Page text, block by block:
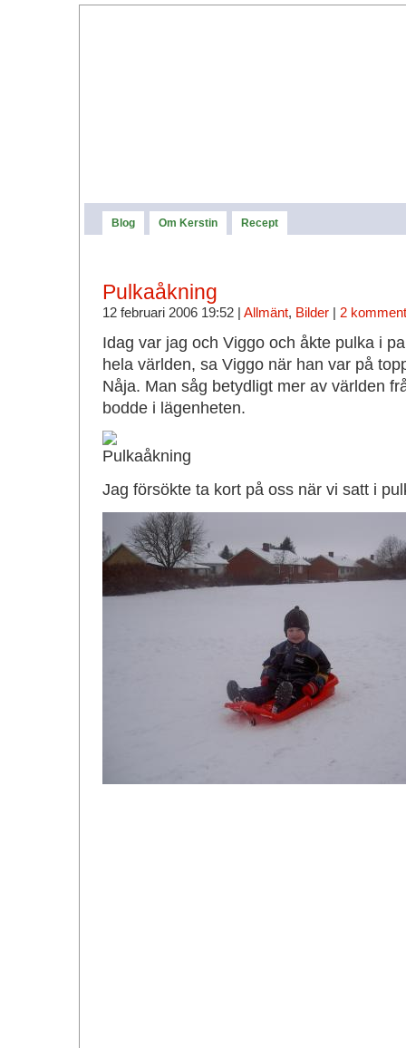
Blog Om Kerstin Recept
Pulkaåkning
12 februari 2006 19:52 | Allmänt, Bilder| 2
Idag var jag och Viggo och åkte pulka i
hela världen, sa Viggo när han var på
Nåja. Man såg betydligt mer av världen
bodde i lägenheten.
Jag försökte ta kort på oss när vi satt i